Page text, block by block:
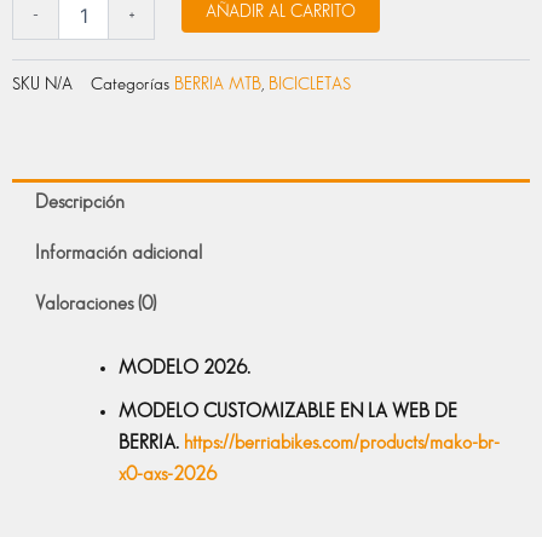
- + AÑADIR AL CARRITO
SKU N/A Categorías BERRIA MTB BICICLETAS
Descripción
Información adicional
Valoraciones (0)
MODELO 2026.
MODELO CUSTOMIZABLE EN LA WEB DE
BERRIA. https://berriabikes.com/products/mako-br-
x0-axs-2026